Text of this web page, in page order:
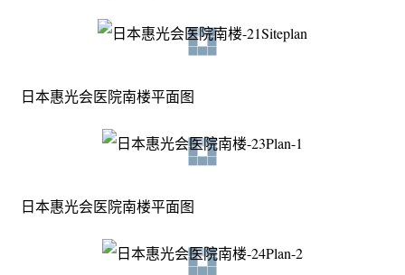
日本惠光会医院南楼平面图
日本惠光会医院南楼平面图